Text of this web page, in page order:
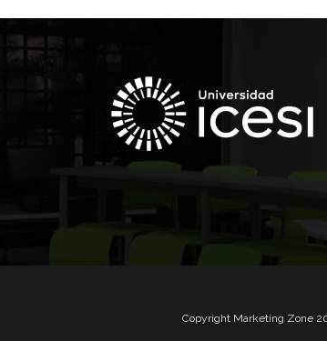
Copyright Marketing Zone